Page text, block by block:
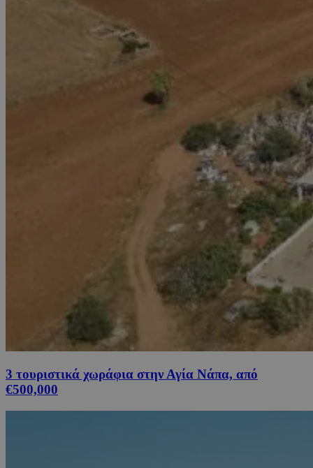
3 τουριστικά χωράφια στην Αγία Νάπα, από
€500,000